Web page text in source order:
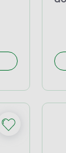
miękkich